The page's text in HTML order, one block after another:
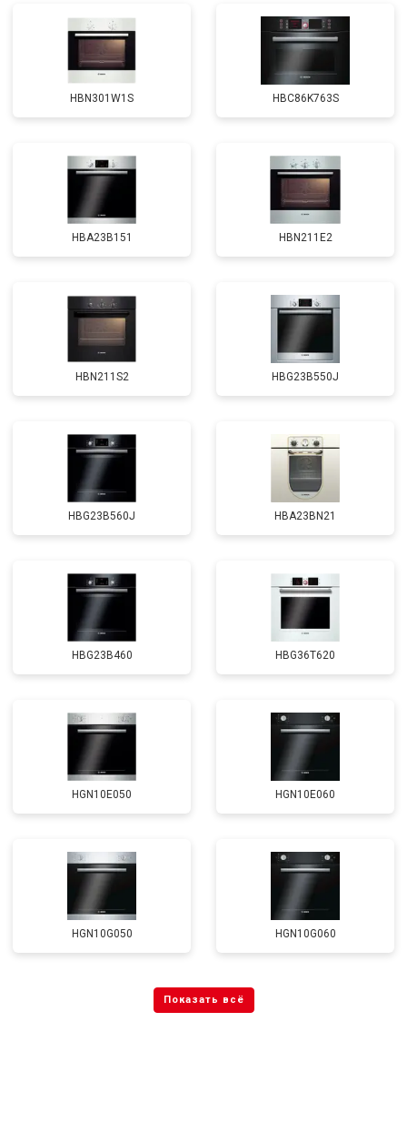
HBN301W1S HBC86K763S
HBA23B151 HBN211E2
HBN211S2 HBG23B550J
HBG23B560J HBA23BN21
HBG23B460 HBG36T620
HGN10E050 HGN10E060
HGN10G050 HGN10G060